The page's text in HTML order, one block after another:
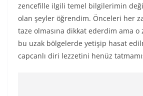
zencefille ilgili temel bilgilerimin
olan şeyler öğrendim. Önceleri her
taze olmasına dikkat ederdim ama o
bu uzak bölgelerde yetişip hasat
capcanlı diri lezzetini henüz